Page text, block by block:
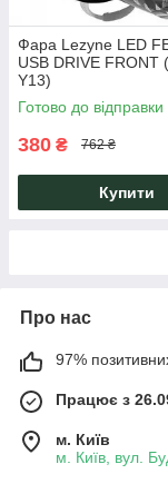
Фара Lezyne LED
USB DRIVE FRONT
Y13)
Готово до відправки
380 ₴ 762 ₴
Купити
Про нас
97%
Працює з
м. Київ
м. Київ, вул.